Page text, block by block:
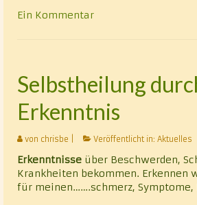
Ein Kommentar
Selbstheilung
Erkenntnis
von chrisbe Veröffentlicht in: Aktuelles
Erkenntnisse über Beschwerden,
Krankheiten bekommen. Erkennen
für meinen…….schmerz, Symptome,